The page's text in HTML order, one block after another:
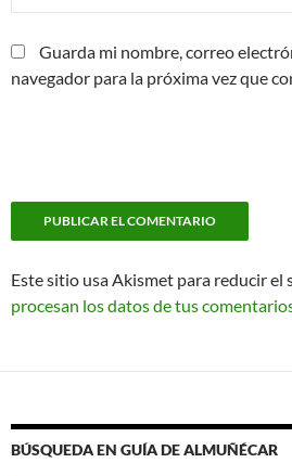
Guarda mi nombre, correo
navegador para la próxima vez que
Este sitio usa Akismet para reducir el
procesan los datos de tus
BÚSQUEDA EN GUÍA DE ALMUÑÉCAR